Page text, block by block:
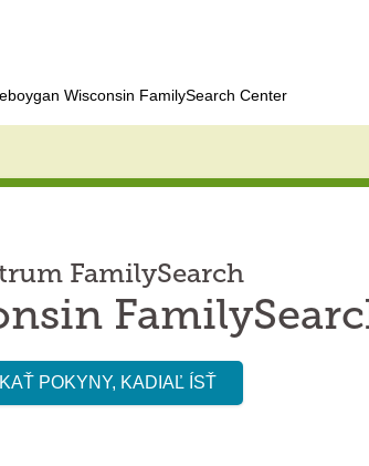
Wisconsin FamilySearch Center
FamilySearch
POKYNY, KADIAĽ ÍSŤ